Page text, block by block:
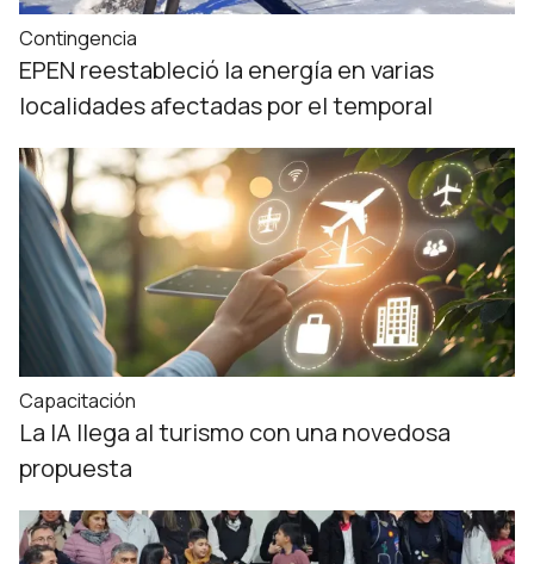
Contingencia
EPEN reestableció la energía en varias
localidades afectadas por el temporal
Capacitación
La IA llega al turismo con una novedosa
propuesta